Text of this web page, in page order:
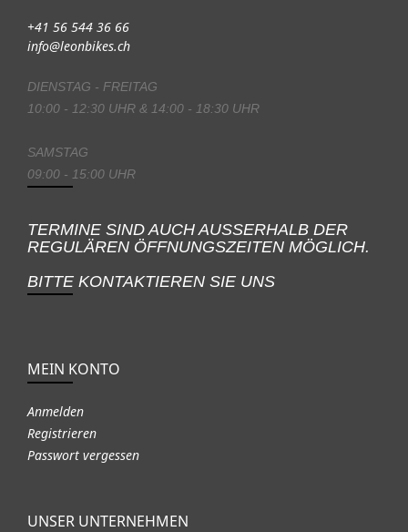
+41 56 544 36 66
info@leonbikes.ch
DIENSTAG - FREITAG
10:00 - 12:30 UHR & 14:00 - 18:30 UHR
SAMSTAG
09:00 - 15:00 UHR
TERMINE SIND AUCH AUSSERHALB DER
REGULÄREN ÖFFNUNGSZEITEN MÖGLICH.
BITTE KONTAKTIEREN SIE UNS
MEIN KONTO
Anmelden
Registrieren
Passwort vergessen
UNSER UNTERNEHMEN